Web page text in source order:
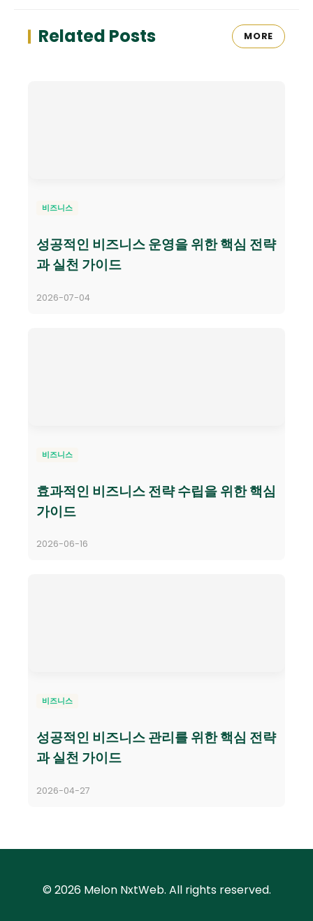
Related Posts MORE
비즈니스
성공적인 비즈니스 운영을 위한 핵심 전략
과 실천 가이드
2026-07-04
비즈니스
효과적인 비즈니스 전략 수립을 위한 핵심
가이드
2026-06-16
비즈니스
성공적인 비즈니스 관리를 위한 핵심 전략
과 실천 가이드
2026-04-27
© 2026 Melon NxtWeb. All rights reserved.